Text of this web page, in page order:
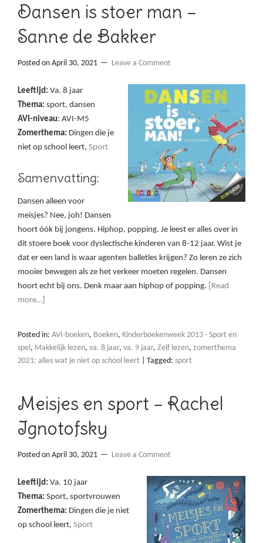
Dansen is stoer man –
Sanne de Bakker
Posted on April 30, 2021 Leave a Comment
Leeftijd: Va. 8 jaar
Thema: sport, dansen
AVI-niveau: AVI-M5
Zomerthema: Dingen die je
niet op school leert, Sport
Samenvatting:
Dansen alleen voor
meisjes? Nee, joh! Dansen
hoort óók bij jongens. Hiphop, popping. Je leest er alles over in
dit stoere boek voor dyslectische kinderen van 8-12 jaar. Wist je
dat er een land is waar agenten balletles krijgen? Zo leren ze zich
mooier bewegen als ze het verkeer moeten regelen. Dansen
hoort echt bij ons. Denk maar aan hiphop of popping.
[Read
more…]
Posted in: AVI-boeken, Boeken, Kinderboekenweek 2013 - Sport en
spel, Makkelijk lezen, va. 8 jaar, va. 9 jaar, Zelf lezen, zomerthema
2021: alles wat je niet op school leert
Tagged: sport
Meisjes en sport – Rachel
Ignotofsky
Posted on April 30, 2021 Leave a Comment
Leeftijd: Va. 10 jaar
Thema: Sport, sportvrouwen
Zomerthema: Dingen die je niet
op school leert, Sport